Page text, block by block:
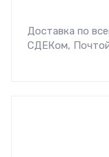
Доставка по
СДЕКом,